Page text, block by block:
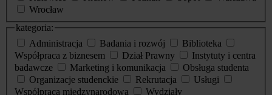
Wrocław
kategoria:
Administracja
Badania i rozwój
Biblioteka
Współpraca z biznesem
Dział Prawny
Instytuty i centra
badawcze
Marketing i komunikacja
Obsługa studenta
Organizacje studenckie
Rekrutacja
Usługi
Współpraca międzynarodowa
Wydziały